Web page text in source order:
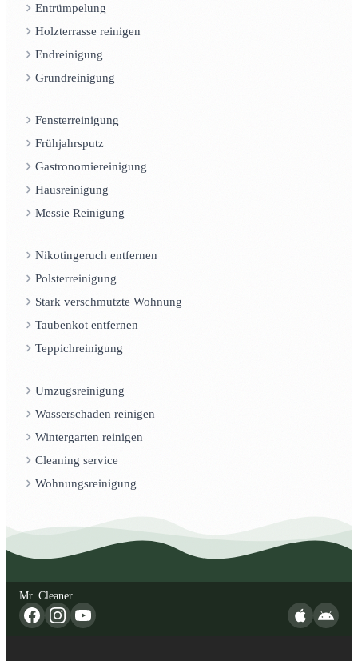
Entrümpelung
Holzterrasse reinigen
Endreinigung
Grundreinigung
Fensterreinigung
Frühjahrsputz
Gastronomiereinigung
Hausreinigung
Messie Reinigung
Nikotingeruch entfernen
Polsterreinigung
Stark verschmutzte Wohnung
Taubenkot entfernen
Teppichreinigung
Umzugsreinigung
Wasserschaden reinigen
Wintergarten reinigen
Cleaning service
Wohnungsreinigung
Mr. Cleaner